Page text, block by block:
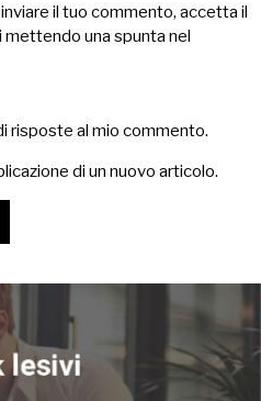
il tuo commento, accetta il
una spunta nel
risposte al mio commento.
di un nuovo articolo.